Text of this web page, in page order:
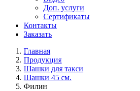
Доп. услуги
Сертификаты
Контакты
Заказать
Главная
Продукция
Шашки для такси
Шашки 45 см.
Филин